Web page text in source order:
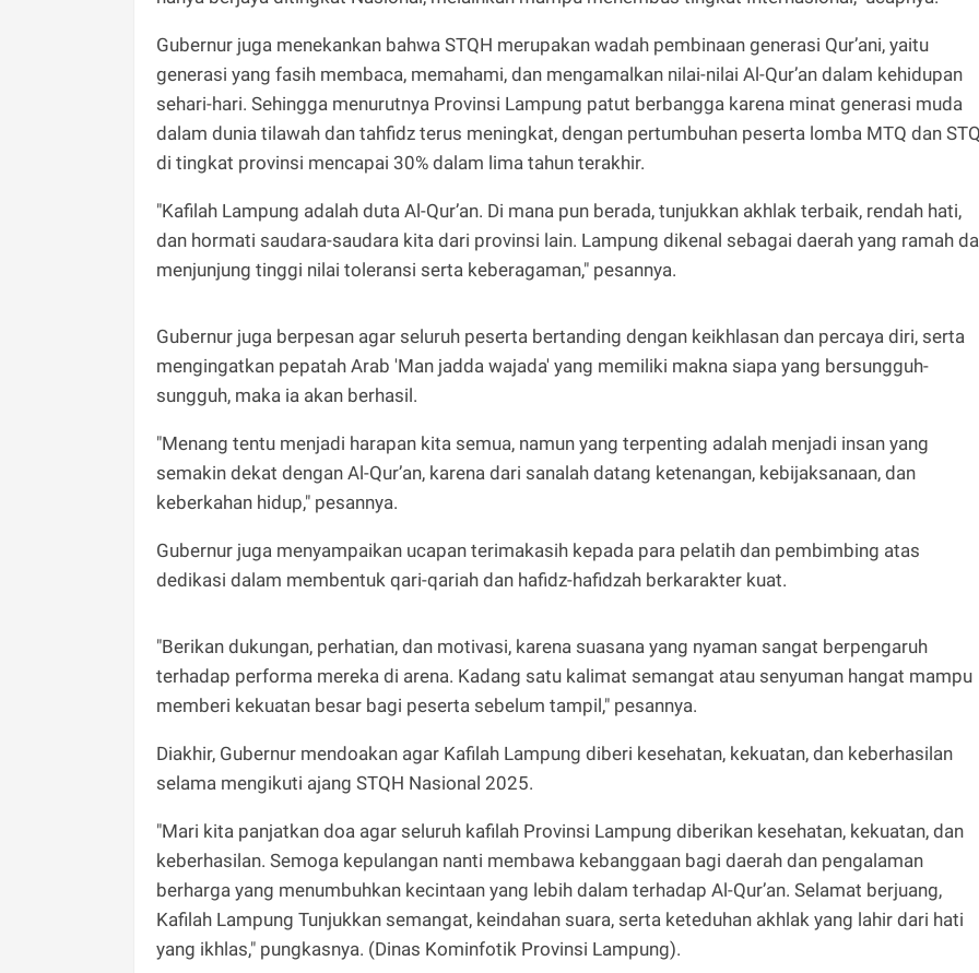
Gubernur juga menekankan bahwa STQH merupakan wadah pembinaan generasi Qur’ani, yaitu
generasi yang fasih membaca, memahami, dan mengamalkan nilai-nilai Al-Qur’an dalam kehidupan
sehari-hari. Sehingga menurutnya Provinsi Lampung patut berbangga karena minat generasi muda
dalam dunia tilawah dan tahfidz terus meningkat, dengan pertumbuhan peserta lomba MTQ dan STQ
di tingkat provinsi mencapai 30% dalam lima tahun terakhir.
"Kafilah Lampung adalah duta Al-Qur’an. Di mana pun berada, tunjukkan akhlak terbaik, rendah hati,
dan hormati saudara-saudara kita dari provinsi lain. Lampung dikenal sebagai daerah yang ramah
menjunjung tinggi nilai toleransi serta keberagaman," pesannya.
Gubernur juga berpesan agar seluruh peserta bertanding dengan keikhlasan dan percaya diri, serta
mengingatkan pepatah Arab 'Man jadda wajada' yang memiliki makna siapa yang bersungguh-
sungguh, maka ia akan berhasil.
"Menang tentu menjadi harapan kita semua, namun yang terpenting adalah menjadi insan yang
semakin dekat dengan Al-Qur’an, karena dari sanalah datang ketenangan, kebijaksanaan, dan
keberkahan hidup," pesannya.
Gubernur juga menyampaikan ucapan terimakasih kepada para pelatih dan pembimbing atas
dedikasi dalam membentuk qari-qariah dan hafidz-hafidzah berkarakter kuat.
"Berikan dukungan, perhatian, dan motivasi, karena suasana yang nyaman sangat berpengaruh
terhadap performa mereka di arena. Kadang satu kalimat semangat atau senyuman hangat mampu
memberi kekuatan besar bagi peserta sebelum tampil," pesannya.
Diakhir, Gubernur mendoakan agar Kafilah Lampung diberi kesehatan, kekuatan, dan keberhasilan
selama mengikuti ajang STQH Nasional 2025.
"Mari kita panjatkan doa agar seluruh kafilah Provinsi Lampung diberikan kesehatan, kekuatan, dan
keberhasilan. Semoga kepulangan nanti membawa kebanggaan bagi daerah dan pengalaman
berharga yang menumbuhkan kecintaan yang lebih dalam terhadap Al-Qur’an. Selamat berjuang,
Kafilah Lampung Tunjukkan semangat, keindahan suara, serta keteduhan akhlak yang lahir dari hati
yang ikhlas," pungkasnya. (Dinas Kominfotik Provinsi Lampung).